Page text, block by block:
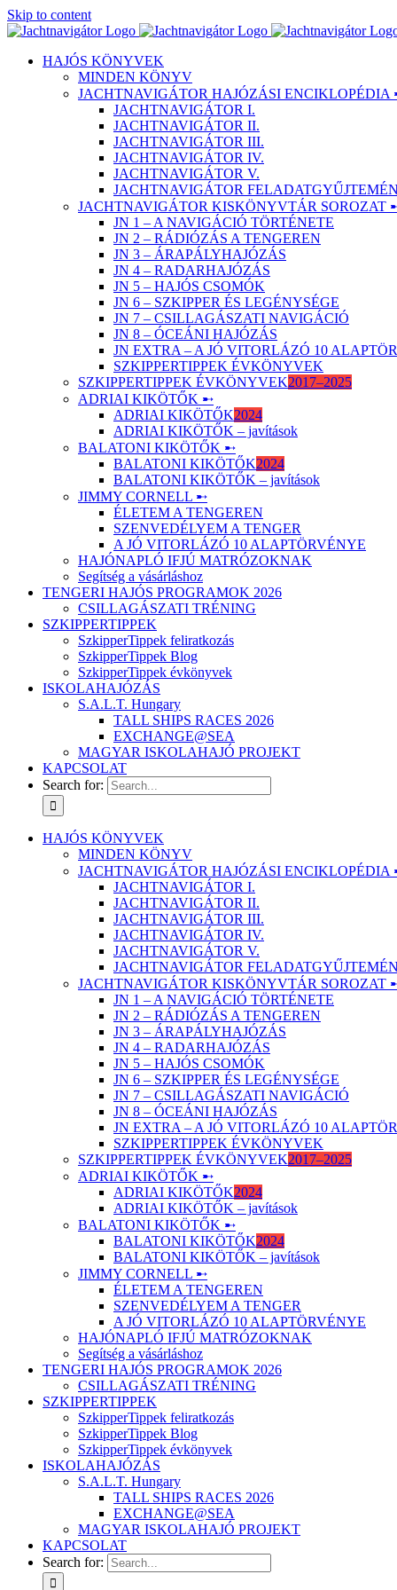
Skip to content
HAJÓS KÖNYVEK
MINDEN KÖNYV
JACHTNAVIGÁTOR HAJÓZÁSI ENCIKLOPÉDIA
JACHTNAVIGÁTOR I.
JACHTNAVIGÁTOR II.
JACHTNAVIGÁTOR III.
JACHTNAVIGÁTOR IV.
JACHTNAVIGÁTOR V.
JACHTNAVIGÁTOR
JACHTNAVIGÁTOR KISKÖNYVTÁR SOROZAT
JN 1 – A NAVIGÁCIÓ TÖRTÉNETE
JN 2 – RÁDIÓZÁS A TENGEREN
JN 3 – ÁRAPÁLYHAJÓZÁS
JN 4 – RADARHAJÓZÁS
JN 5 – HAJÓS CSOMÓK
JN 6 – SZKIPPER ÉS LEGÉNYSÉGE
JN 7 – CSILLAGÁSZATI NAVIGÁCIÓ
JN 8 – ÓCEÁNI HAJÓZÁS
JN EXTRA – A JÓ VITORLÁZÓ 10
SZKIPPERTIPPEK ÉVKÖNYVEK
SZKIPPERTIPPEK ÉVKÖNYVEK2017–2025
ADRIAI KIKÖTŐK ➸
ADRIAI KIKÖTŐK2024
ADRIAI KIKÖTŐK – javítások
BALATONI KIKÖTŐK ➸
BALATONI KIKÖTŐK2024
BALATONI KIKÖTŐK – javítások
JIMMY CORNELL ➸
ÉLETEM A TENGEREN
SZENVEDÉLYEM A TENGER
A JÓ VITORLÁZÓ 10 ALAPTÖRVÉNYE
HAJÓNAPLÓ IFJÚ MATRÓZOKNAK
Segítség a vásárláshoz
TENGERI HAJÓS PROGRAMOK 2026
CSILLAGÁSZATI TRÉNING
SZKIPPERTIPPEK
SzkipperTippek feliratkozás
SzkipperTippek Blog
SzkipperTippek évkönyvek
ISKOLAHAJÓZÁS
S.A.L.T. Hungary
TALL SHIPS RACES 2026
EXCHANGE@SEA
MAGYAR ISKOLAHAJÓ PROJEKT
KAPCSOLAT
Search for:
HAJÓS KÖNYVEK
MINDEN KÖNYV
JACHTNAVIGÁTOR HAJÓZÁSI ENCIKLOPÉDIA
JACHTNAVIGÁTOR I.
JACHTNAVIGÁTOR II.
JACHTNAVIGÁTOR III.
JACHTNAVIGÁTOR IV.
JACHTNAVIGÁTOR V.
JACHTNAVIGÁTOR
JACHTNAVIGÁTOR KISKÖNYVTÁR SOROZAT
JN 1 – A NAVIGÁCIÓ TÖRTÉNETE
JN 2 – RÁDIÓZÁS A TENGEREN
JN 3 – ÁRAPÁLYHAJÓZÁS
JN 4 – RADARHAJÓZÁS
JN 5 – HAJÓS CSOMÓK
JN 6 – SZKIPPER ÉS LEGÉNYSÉGE
JN 7 – CSILLAGÁSZATI NAVIGÁCIÓ
JN 8 – ÓCEÁNI HAJÓZÁS
JN EXTRA – A JÓ VITORLÁZÓ 10
SZKIPPERTIPPEK ÉVKÖNYVEK
SZKIPPERTIPPEK ÉVKÖNYVEK2017–2025
ADRIAI KIKÖTŐK ➸
ADRIAI KIKÖTŐK2024
ADRIAI KIKÖTŐK – javítások
BALATONI KIKÖTŐK ➸
BALATONI KIKÖTŐK2024
BALATONI KIKÖTŐK – javítások
JIMMY CORNELL ➸
ÉLETEM A TENGEREN
SZENVEDÉLYEM A TENGER
A JÓ VITORLÁZÓ 10 ALAPTÖRVÉNYE
HAJÓNAPLÓ IFJÚ MATRÓZOKNAK
Segítség a vásárláshoz
TENGERI HAJÓS PROGRAMOK 2026
CSILLAGÁSZATI TRÉNING
SZKIPPERTIPPEK
SzkipperTippek feliratkozás
SzkipperTippek Blog
SzkipperTippek évkönyvek
ISKOLAHAJÓZÁS
S.A.L.T. Hungary
TALL SHIPS RACES 2026
EXCHANGE@SEA
MAGYAR ISKOLAHAJÓ PROJEKT
KAPCSOLAT
Search for: